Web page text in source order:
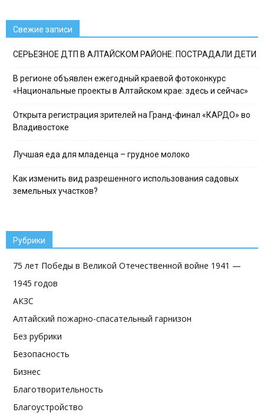
Свежие записи
СЕРЬЕЗНОЕ ДТП В АЛТАЙСКОМ РАЙОНЕ: ПОСТРАДАЛИ ДЕТИ
В регионе объявлен ежегодный краевой фотоконкурс
«Национальные проекты в Алтайском крае: здесь и сейчас»
Открыта регистрация зрителей на Гранд-финал «КАРДО» во
Владивостоке
Лучшая еда для младенца – грудное молоко
Как изменить вид разрешенного использования садовых
земельных участков?
Рубрики
75 лет Победы в Великой Отечественной войне 1941 —
1945 годов
АКЗС
Алтайский пожарно-спасательный гарнизон
Без рубрики
Безопасность
Бизнес
Благотворительность
Благоустройство